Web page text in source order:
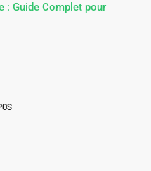
: Guide Complet pour